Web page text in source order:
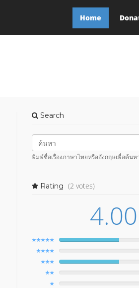
Home
Search
พิมพ์ชื่อเรื่องภาษาไทยหรืออังกฤษเพื่อค้นห
Rating (2 votes)
4.00